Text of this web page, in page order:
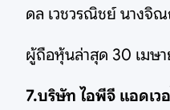
ดล เวชวรณิชย์ นางจิ
ผู้ถือหุ้นล่าสุด 30 เมษ
7.บริษัท ไอพีจี แอดเว